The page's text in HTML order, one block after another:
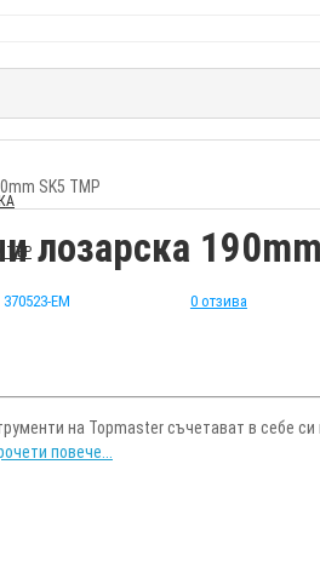
SK5 TMP
лозарска
370523-EM 0 отзива
на Topmaster съчетават в себе
повече...